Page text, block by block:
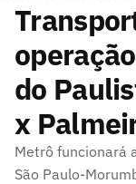
do
x
Metrô funcionará
São Paulo-